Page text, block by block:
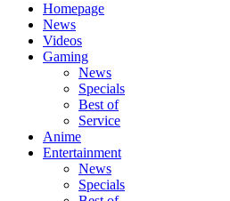
Homepage
News
Videos
Gaming
News
Specials
Best of
Service
Anime
Entertainment
News
Specials